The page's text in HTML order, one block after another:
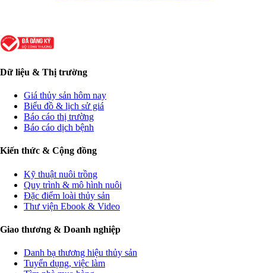
Dữ liệu & Thị trường
Giá thủy sản hôm nay
Biểu đồ & lịch sử giá
Báo cáo thị trường
Báo cáo dịch bệnh
Kiến thức & Cộng đồng
Kỹ thuật nuôi trồng
Quy trình & mô hình nuôi
Đặc điểm loài thủy sản
Thư viện Ebook & Video
Giao thương & Doanh nghiệp
Danh bạ thương hiệu thủy sản
Tuyển dụng, việc làm